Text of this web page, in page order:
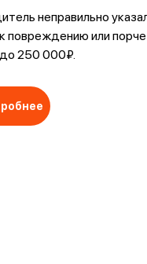
неправильно
повреждению или
250 000₽.